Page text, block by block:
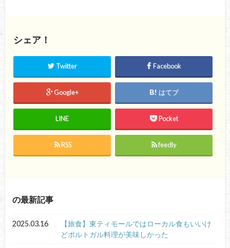
シェア！
Twitter Facebook
Google+ はてブ
LINE Pocket
RSS feedly
の最新記事
2025.03.16
【旅食】東ティモールではローカル食もいいけ
どポルトガル料理が美味しかった